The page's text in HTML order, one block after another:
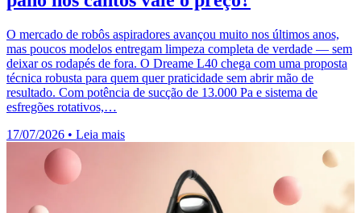
O mercado de robôs aspiradores avançou muito nos últimos anos,
mas poucos modelos entregam limpeza completa de verdade — sem
deixar os rodapés de fora. O Dreame L40 chega com uma proposta
técnica robusta para quem quer praticidade sem abrir mão de
resultado. Com potência de sucção de 13.000 Pa e sistema de
esfregões rotativos,…
17/07/2026 • Leia mais